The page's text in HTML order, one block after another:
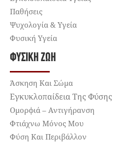
Παθήσεις
Ψυχολογία & Υγεία
Φυσική Υγεία
ΦΥΣΙΚΉ ΖΩΉ
Άσκηση Και Σώμα
Εγκυκλοπαίδεια Της Φύσης
Ομορφιά – Αντιγήρανση
Φτιάχνω Μόνος Μου
Φύση Και Περιβάλλον